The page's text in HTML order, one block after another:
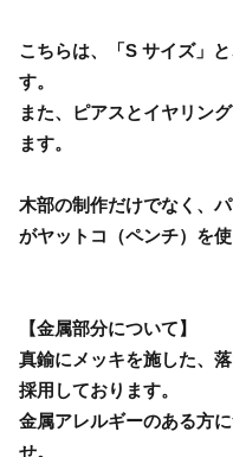
こちらは、「S サイズ」
す。
また、ピアスとイヤリン
ます。
木部の制作だけでなく、
がヤットコ（ペンチ）を
【金属部分について】
真鍮にメッキを施した、
採用しております。
金属アレルギーのある方
せ。